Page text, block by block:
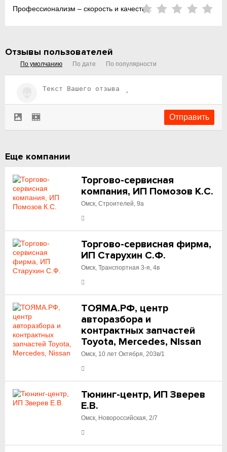
Профессионализм – скорость и качество:
Отзывы пользователей
По умолчанию По дате По популярности
Еще компании
Торгово-сервисная
компания, ИП Помозов К.С.
Омск, Строителей, 9а
Торгово-сервисная фирма,
ИП Старухин С.Ф.
Омск, Транспортная 3-я, 4в
ТОЯМА.РФ, центр
авторазбора и
контрактных запчастей
Toyota, Mercedes, Nissan
Омск, 10 лет Октября, 203в/1
Тюнинг-центр, ИП Зверев
Е.В.
Омск, Новороссийская, 2/7